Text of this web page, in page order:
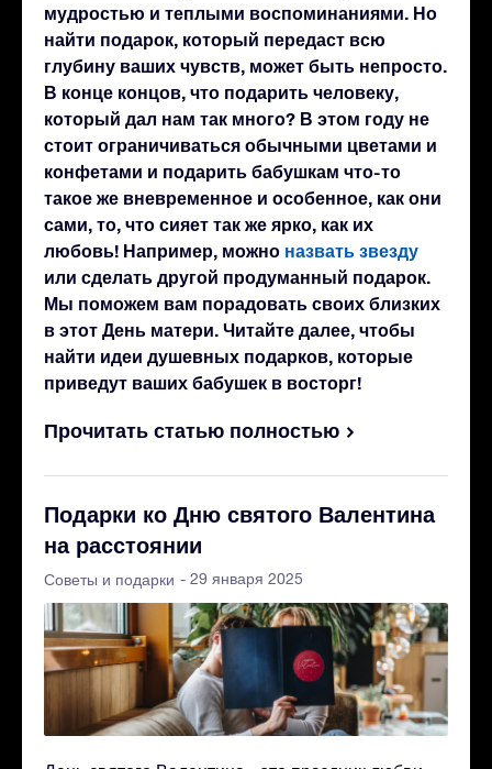
мудростью и теплыми воспоминаниями. Но
найти подарок, который передаст всю
глубину ваших чувств, может быть непросто.
В конце концов, что подарить человеку,
который дал нам так много? В этом году не
стоит ограничиваться обычными цветами и
конфетами и подарить бабушкам что-то
такое же вневременное и особенное, как они
сами, то, что сияет так же ярко, как их
любовь! Например, можно назвать звезду
или сделать другой продуманный подарок.
Мы поможем вам порадовать своих близких
в этот День матери. Читайте далее, чтобы
найти идеи душевных подарков, которые
приведут ваших бабушек в восторг!
Прочитать статью полностью
Подарки ко Дню святого Валентина
на расстоянии
Советы и подарки - 29 января 2025